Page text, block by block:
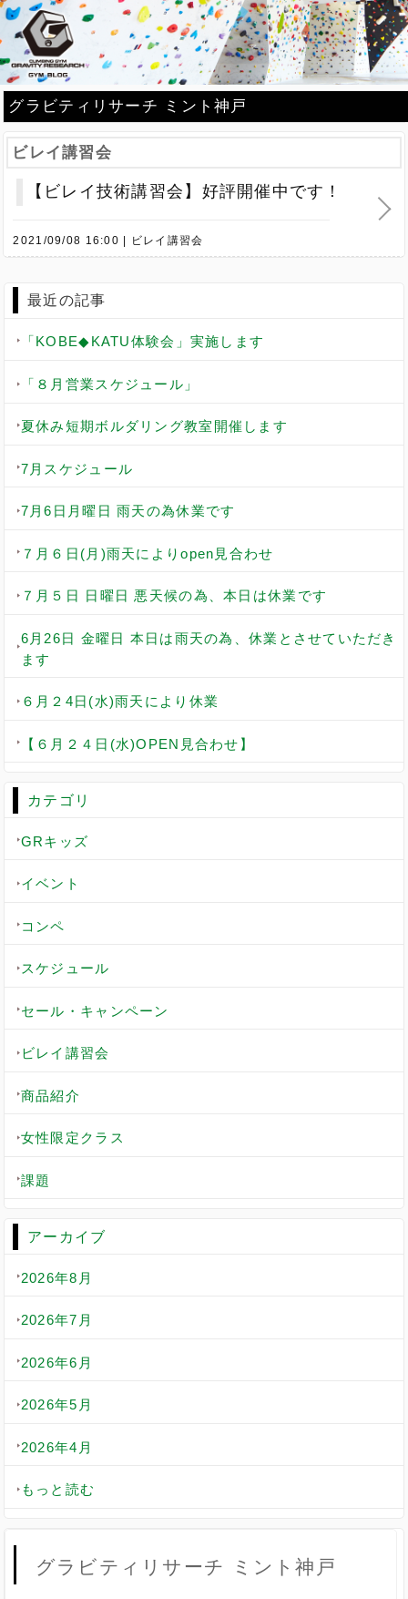
グラビティリサーチ ミント神戸
ビレイ講習会
【ビレイ技術講習会】好評開催中です！
2021/09/08 16:00 ビレイ講習会
最近の記事
「KOBE◆KATU体験会」実施します
「８月営業スケジュール」
夏休み短期ボルダリング教室開催します
7月スケジュール
7月6日月曜日 雨天の為休業です
７月６日(月)雨天によりopen見合わせ
７月５日 日曜日 悪天候の為、本日は休業です
6月26日 金曜日 本日は雨天の為、休業とさせていただき
ます
６月２4日(水)雨天により休業
【６月２４日(水)OPEN見合わせ】
カテゴリ
GRキッズ
イベント
コンペ
スケジュール
セール・キャンペーン
ビレイ講習会
商品紹介
女性限定クラス
課題
アーカイブ
2026年8月
2026年7月
2026年6月
2026年5月
2026年4月
もっと読む
グラビティリサーチ ミント神戸